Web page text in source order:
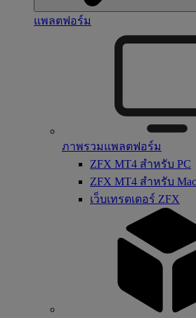
แพลตฟอร์ม
ภาพรวมแพลตฟอร์ม
ZFX MT4 สำหรับ PC
ZFX MT4 สำหรับ Mac
เว็บเทรดเดอร์ ZFX